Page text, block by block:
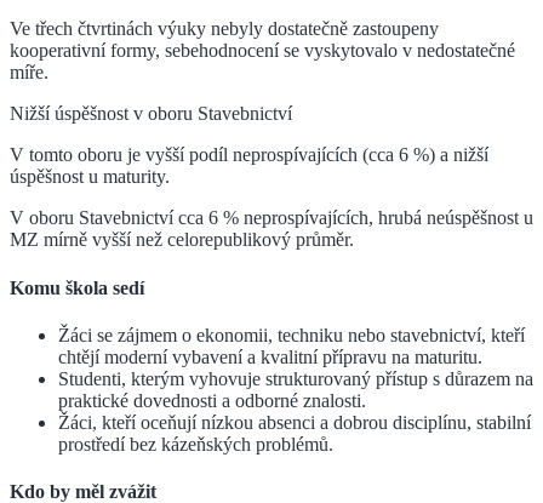
Ve třech čtvrtinách výuky nebyly dostatečně zastoupeny
kooperativní formy, sebehodnocení se vyskytovalo v nedostatečné
míře.
Nižší úspěšnost v oboru Stavebnictví
V tomto oboru je vyšší podíl neprospívajících (cca 6 %) a nižší
úspěšnost u maturity.
V oboru Stavebnictví cca 6 % neprospívajících, hrubá neúspěšnost u
MZ mírně vyšší než celorepublikový průměr.
Komu škola sedí
Žáci se zájmem o ekonomii, techniku nebo stavebnictví, kteří
chtějí moderní vybavení a kvalitní přípravu na maturitu.
Studenti, kterým vyhovuje strukturovaný přístup s důrazem na
praktické dovednosti a odborné znalosti.
Žáci, kteří oceňují nízkou absenci a dobrou disciplínu, stabilní
prostředí bez kázeňských problémů.
Kdo by měl zvážit